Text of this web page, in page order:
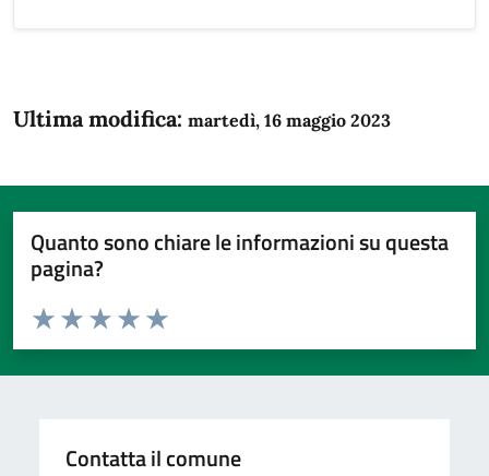
Ultima modifica: martedì, 16 maggio 2023
Quanto sono chiare le informazioni su questa
pagina?
Domanda
Valuta da 1 a 5 stelle la pagina
Valuta 5 stelle su 5
Valuta 4 stelle su 5
Valuta 3 stelle su 5
Valuta 2 stelle su 5
Valuta 1 stelle su 5
Contatta il comune